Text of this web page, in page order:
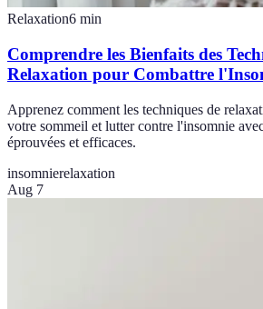
Relaxation6 min
Comprendre les Bienfaits des
Relaxation pour Combattre
Apprenez comment les techniques de
votre sommeil et lutter contre l'insomnie
éprouvées et efficaces.
insomnierelaxation
Aug 7